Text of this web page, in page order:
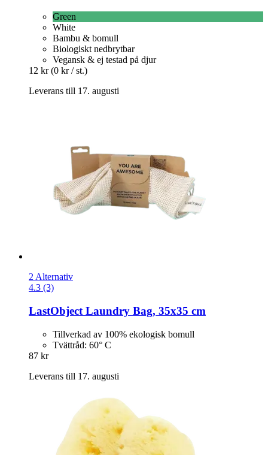
Green
White
Bambu & bomull
Biologiskt nedbrytbar
Vegansk & ej testad på djur
12 kr (0 kr / st.)
Leverans till 17. augusti
2 Alternativ
4.3 (3)
LastObject Laundry Bag, 35x35 cm
Tillverkad av 100% ekologisk bomull
Tvättråd: 60° C
87 kr
Leverans till 17. augusti